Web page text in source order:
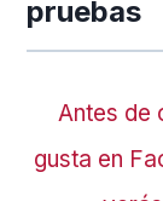
pruebas
Antes de
gusta en